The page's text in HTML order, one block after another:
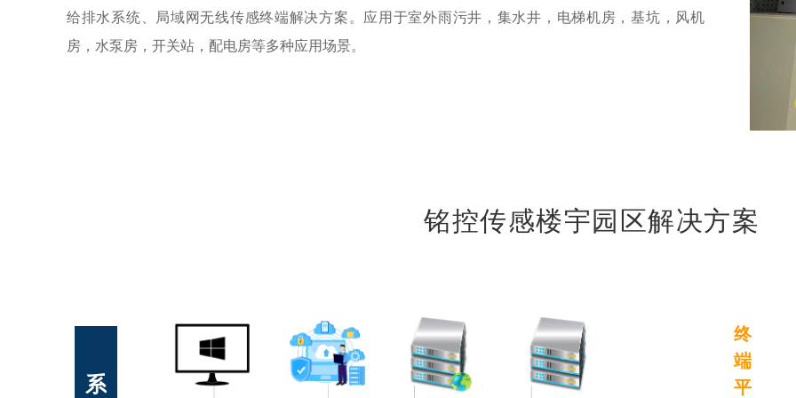
给排水系统、局域网无线传感终端解决方案。应用于室外雨污井，集水井，电梯机房，基坑，风机
房，水泵房，开关站，配电房等多种应用场景。
终
端
平
铭控传感楼宇园区解决方案
系